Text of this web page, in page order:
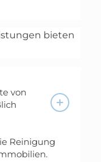
bieten
von
Reinigung